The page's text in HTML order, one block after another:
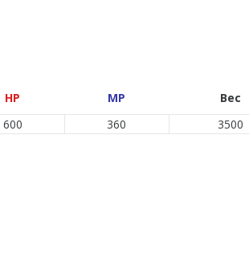
HP MP
Вес
600 360 3500